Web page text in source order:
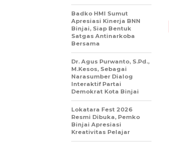
Badko HMI Sumut
Apresiasi Kinerja BNN
Binjai, Siap Bentuk
Satgas Antinarkoba
Bersama
Dr. Agus Purwanto, S.Pd.,
M.Kesos, Sebagai
Narasumber Dialog
Interaktif Partai
Demokrat Kota Binjai
Lokatara Fest 2026
Resmi Dibuka, Pemko
Binjai Apresiasi
Kreativitas Pelajar